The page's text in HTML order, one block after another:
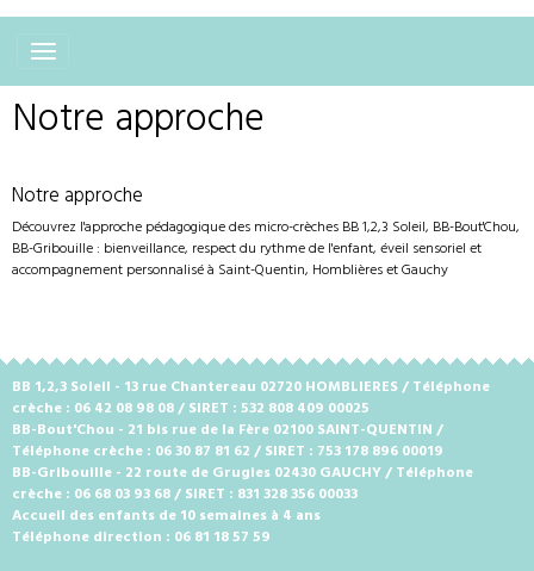
Notre approche
Notre approche
Découvrez l'approche pédagogique des micro-crèches BB 1,2,3 Soleil, BB-Bout'Chou,
BB-Gribouille : bienveillance, respect du rythme de l'enfant, éveil sensoriel et
accompagnement personnalisé à Saint-Quentin, Homblières et Gauchy
BB 1,2,3 Soleil - 13 rue Chantereau 02720 HOMBLIERES / Téléphone
crèche : 06 42 08 98 08 / SIRET : 532 808 409 00025
BB-Bout'Chou - 21 bis rue de la Fère 02100 SAINT-QUENTIN /
Téléphone crèche : 06 30 87 81 62 / SIRET : 753 178 896 00019
BB-Gribouille - 22 route de Grugies 02430 GAUCHY / Téléphone
crèche : 06 68 03 93 68 / SIRET : 831 328 356 00033
Accueil des enfants de 10 semaines à 4 ans
Téléphone direction : 06 81 18 57 59